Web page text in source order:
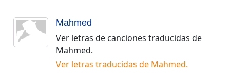
Mahmed
Ver letras de canciones traducidas de
Mahmed.
Ver letras traducidas de Mahmed.